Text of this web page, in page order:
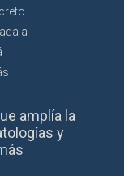
amplía la
y